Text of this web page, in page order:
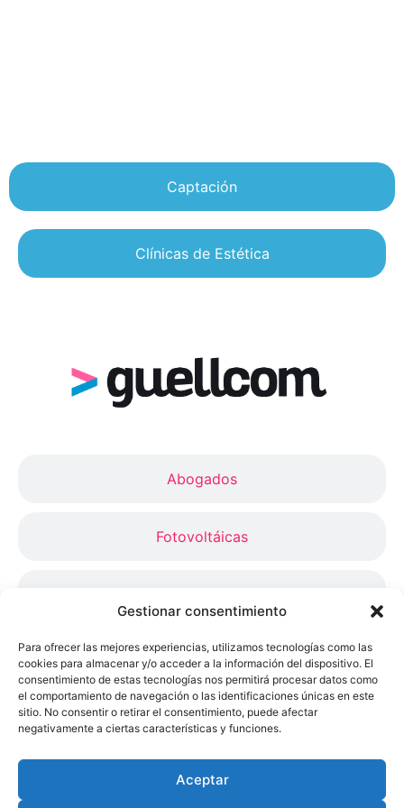
Gestionar consentimiento
Para ofrecer las mejores experiencias, utilizamos tecnologías como las
cookies para almacenar y/o acceder a la información del dispositivo. El
consentimiento de estas tecnologías nos permitirá procesar datos como
el comportamiento de navegación o las identificaciones únicas en este
sitio. No consentir o retirar el consentimiento, puede afectar
negativamente a ciertas características y funciones.
Aceptar
Captación
Alta Proyectos
Soporte
P.SEO / Ads
Clínicas de Estética
Abogados
Fotovoltáicas